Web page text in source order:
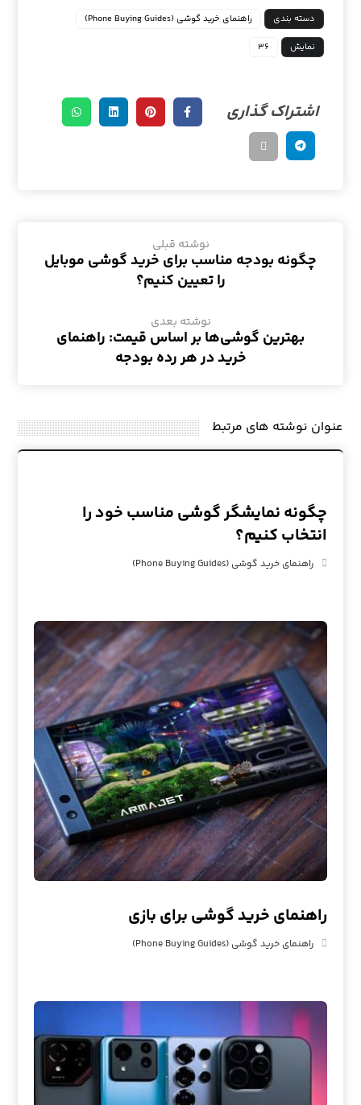
دسته بندی راهنمای خرید گوشی (Phone Buying Guides)
نمایش ۳۶
نوشته قبلی
چگونه بودجه مناسب برای خرید گوشی موبایل
را تعیین کنیم؟
نوشته بعدی
بهترین گوشی‌ها بر اساس قیمت: راهنمای
خرید در هر رده بودجه
عنوان ‫نوشته های مرتبط
چگونه نمایشگر گوشی مناسب خود را
انتخاب کنیم؟
راهنمای خرید گوشی (Phone Buying Guides)
راهنمای خرید گوشی برای بازی
راهنمای خرید گوشی (Phone Buying Guides)